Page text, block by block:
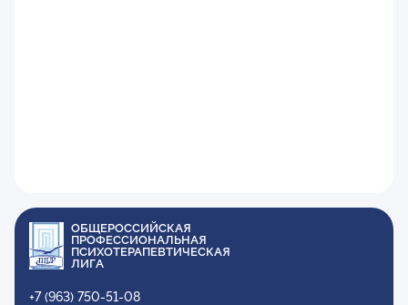
ОБЩЕРОССИЙСКАЯ
ПРОФЕССИОНАЛЬНАЯ
ПСИХОТЕРАПЕВТИЧЕСКАЯ
ЛИГА
+7 (963) 750-51-08